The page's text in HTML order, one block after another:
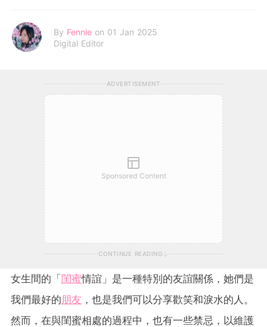
By Fennie on 01 Jan 2025
Digital Editor
ADVERTISEMENT
Sponsored Content
CONTINUE READING
女生間的「閨蜜情誼」是一種特別的友誼關係，她們是
我們最好的朋友 ，也是我們可以分享歡笑和淚水的人。
然而，在與閨蜜相處的過程中，也有一些禁忌，以維護